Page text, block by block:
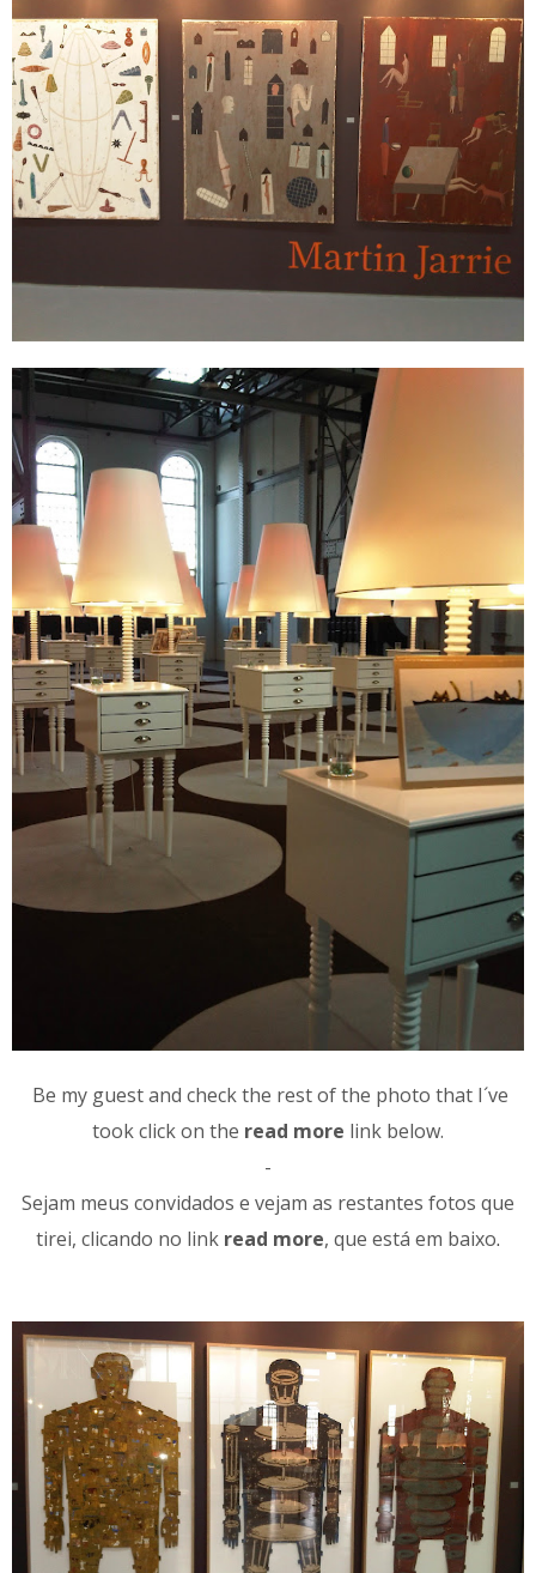
Be my guest and check the rest of the photo that I´ve
took click on the read more link below.
-
Sejam meus convidados e vejam as restantes fotos que
tirei, clicando no link read more, que está em baixo.